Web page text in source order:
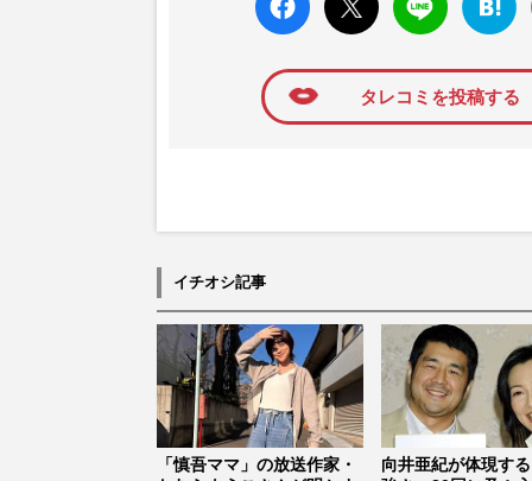
k いい
ね
ト
ブック
マーク
タレコミを投稿する
イチオシ記事
「慎吾ママ」の放送作家・
向井亜紀が体現す